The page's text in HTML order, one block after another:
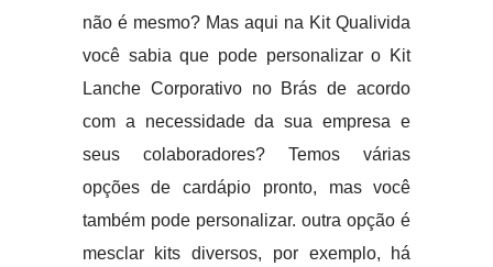
não é mesmo? Mas aqui na Kit Qualivida
você sabia que pode personalizar o Kit
Lanche Corporativo no Brás de acordo
com a necessidade da sua empresa e
seus colaboradores? Temos várias
opções de cardápio pronto, mas você
também pode personalizar. outra opção é
mesclar kits diversos, por exemplo, há